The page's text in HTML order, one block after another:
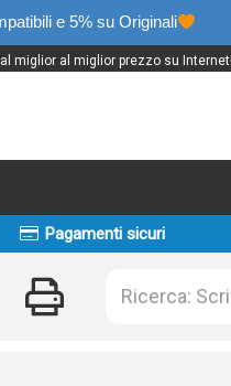
e 5% su Originali
miglior al miglior prezzo su Internet!
Pagamenti sicuri